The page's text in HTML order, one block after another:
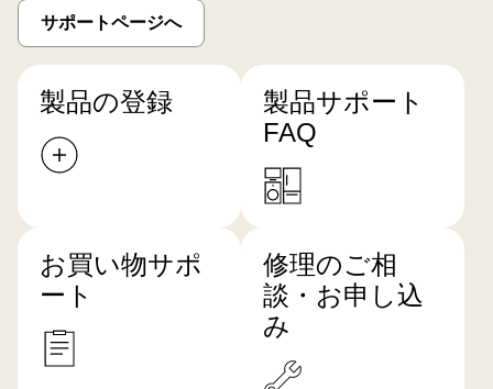
サポートページへ
製品の登録
製品サポート
FAQ
お買い物サポ
ート
修理のご相
談・お申し込
み